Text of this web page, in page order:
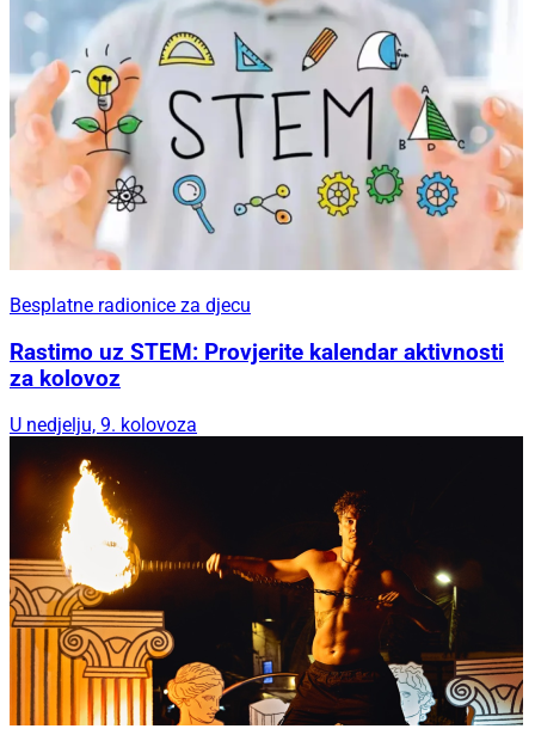
Besplatne radionice za djecu
Rastimo uz STEM: Provjerite kalendar aktivnosti
za kolovoz
U nedjelju, 9. kolovoza